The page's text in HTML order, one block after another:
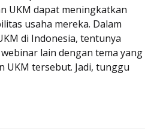
UKM dapat meningkatkan
usaha mereka. Dalam
di Indonesia, tentunya
lain dengan tema yang
UKM tersebut. Jadi, tunggu